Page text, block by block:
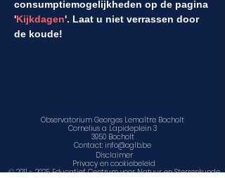
consumptiemogelijkheden op de pagina
'Kijkdagen'. Laat u niet verrassen door
de koude!
Observatorium Georges Lemaître Bocholt
Cornelius a Lapideplein 3
3950 Bocholt
Contact: info@oglb.be
Disclaimer
Privacy en cookiebeleid
©2011 - 2025Educatief Centrum voor Natuur en Sterrenkunde